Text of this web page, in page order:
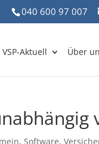
040 600 97 007
VSP-Aktuell Über
,Software,